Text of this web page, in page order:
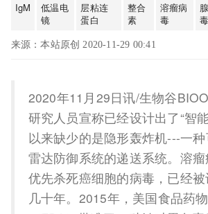
IgM
低温电
镜
层粘连
蛋白
整合
素
溶瘤病
毒
毒
来源：本站原创 2020-11-29 00:41
2020年11月29日讯/生物谷
研究人员宣称已经设计出了“智
以来缺少的是隐形轰炸机---一
雷达防御系统的递送系统。溶
优先杀死癌细胞的病毒，已经
几十年。2015年，美国食品药